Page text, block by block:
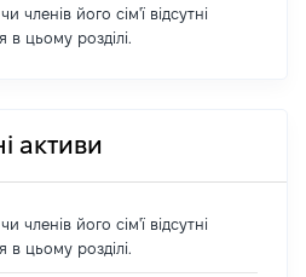
членів його сім'ї відсутні
в цьому розділі.
активи
членів його сім'ї відсутні
в цьому розділі.